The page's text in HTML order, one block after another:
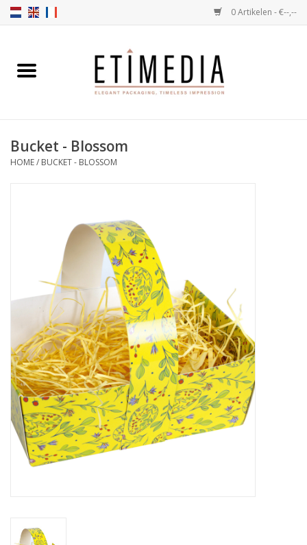
0 Artikelen - €--,--
Home
Transparant
Linten & Etiketten
Dozen
Bloemen & deco
Draagtassen
Nieuw 2026
Showroomdagen
Catalogus: luxe dozen
Bucket - Blossom
HOME/ BUCKET - BLOSSOM